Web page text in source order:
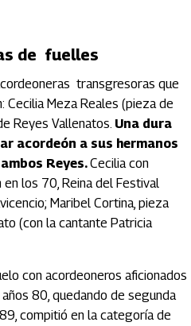
de fuelles
transgresoras que
Cecilia Meza Reales (pieza de
Reyes Vallenatos. Una dura
acordeón a sus hermanos
Reyes.Cecilia con
los 70, Reina del Festival
Maribel Cortina, pieza
(con la cantante Patricia
con acordeoneros aficionados
80, quedando de segunda
compitió en la categoría de